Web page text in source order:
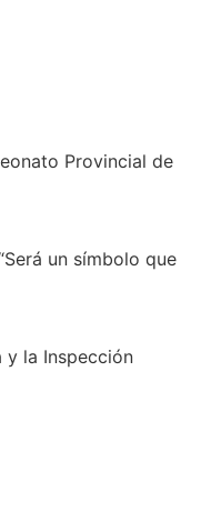
Provincial de
un símbolo que
y la Inspección